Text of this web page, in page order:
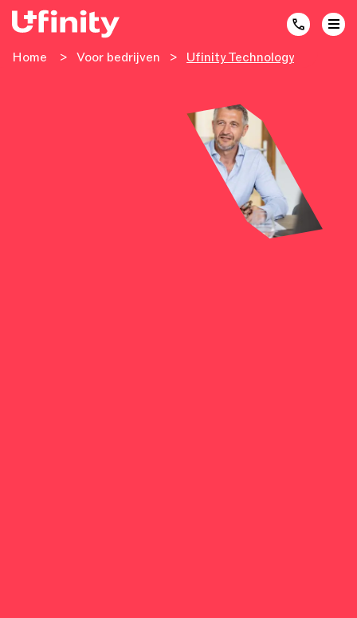
Home > Voor bedrijven > Ufinity Technology